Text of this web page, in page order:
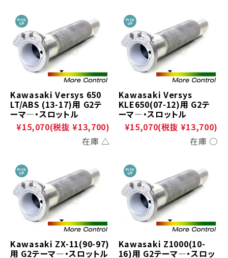
Kawasaki Versys 650
LT/ABS (13-17)用 G2テ
ーマ―・スロットル
¥15,070(税抜 ¥13,700)
在庫 △
Kawasaki Versys
KLE650(07-12)用 G2テ
ーマ―・スロットル
¥15,070(税抜 ¥13,700)
在庫 ○
Kawasaki ZX-11(90-97)
用 G2テーマ―・スロットル
Kawasaki Z1000(10-
16)用 G2テーマ―・スロッ